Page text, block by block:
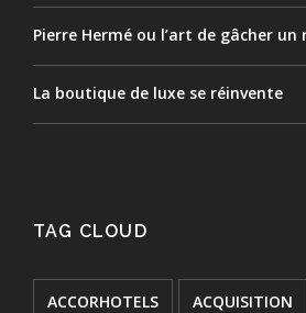
Pierre Hermé ou l’art de gâcher un
La boutique de luxe se réinvente
TAG CLOUD
ACCORHOTELS ACQUISITION